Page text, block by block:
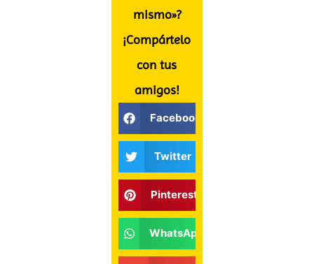
mismo»?
¡Compártelo
con tus
amigos!
Facebook
Twitter
Pinterest
WhatsApp